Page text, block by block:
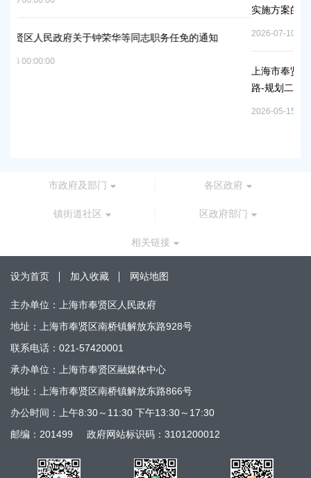
免的通知 2026-07-10 00:00:00
上海市奉贤区人民政府关于同意南桥镇贝港城中村运
路-规划二路）道路新建工程等2个项目征地补偿安置
市政府及部门 各区政府
镇街道社区 区政府部门
相关链接
设为首页 加入收藏 网站地图
主办单位：上海市奉贤区人民政府
地址：上海市奉贤区南桥镇解放东路928号
联系电话：021-57420001
承办单位：上海市奉贤区融媒体中心
地址：上海市奉贤区南桥镇解放东路866号
办公时间：上午8:30～11:30 下午13:30～17:30
邮编：201499
政府网站标识码：3101200012